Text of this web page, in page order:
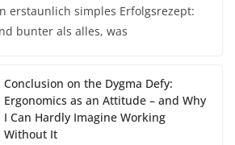
erstaunlich simples Erfolgsrezept:
bunter als alles, was
Conclusion on the Dygma Defy:
Ergonomics as an Attitude – and Why
I Can Hardly Imagine Working
Without It